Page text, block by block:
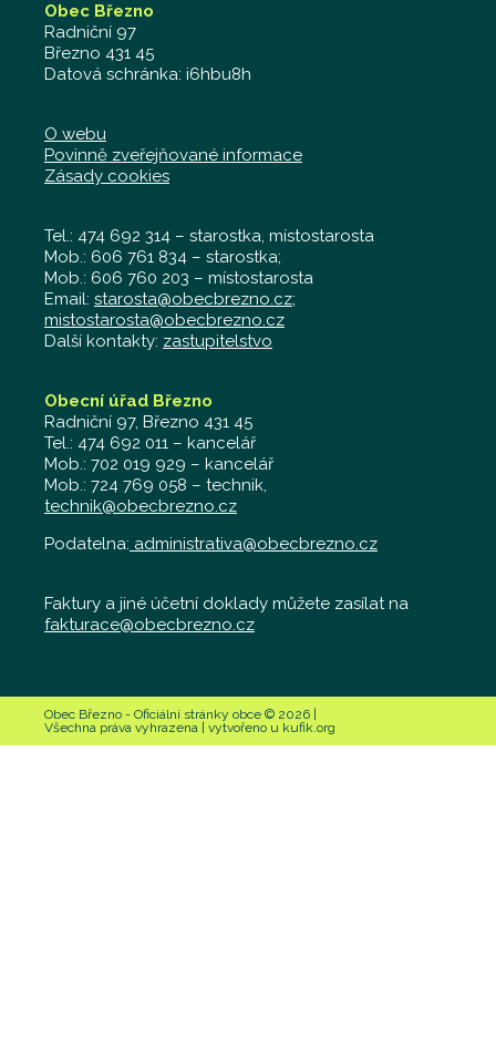
Obec Březno
Radniční 97
Březno 431 45
Datová schránka: i6hbu8h
O webu
Povinně zveřejňované informace
Zásady cookies
Tel.: 474 692 314 – starostka, místostarosta
Mob.: 606 761 834 – starostka;
Mob.: 606 760 203 – místostarosta
Email: starosta@obecbrezno.cz;
mistostarosta@obecbrezno.cz
Další kontakty: zastupitelstvo
Obecní úřad Březno
Radniční 97, Březno 431 45
Tel.: 474 692 011 – kancelář
Mob.: 702 019 929 – kancelář
Mob.: 724 769 058 – technik,
technik@obecbrezno.cz
Podatelna: administrativa@obecbrezno.cz
Faktury a jiné účetní doklady můžete zasílat na
fakturace@obecbrezno.cz
Obec Březno - Oficiální stránky obce © 2026 |
Všechna práva vyhrazena | vytvořeno u kufik.org